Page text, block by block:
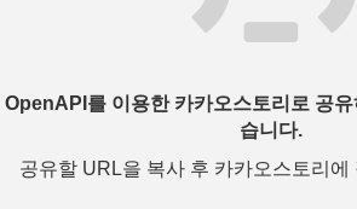
OpenAPI를 이용한 카카오스토리로 공
습니다.
공유할 URL을 복사 후 카카오스토리에